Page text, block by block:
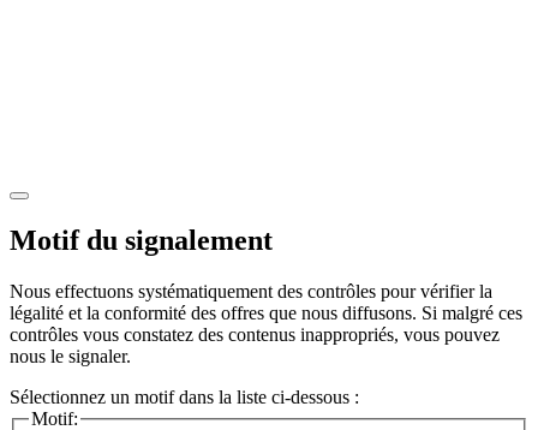
Motif du signalement
Nous effectuons systématiquement des contrôles pour vérifier la
légalité et la conformité des offres que nous diffusons. Si malgré ces
contrôles vous constatez des contenus inappropriés, vous pouvez
nous le signaler.
Sélectionnez un motif dans la liste ci-dessous :
Motif: